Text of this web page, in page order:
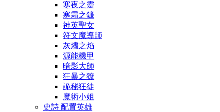
寒夜之靈
寒霜之鐮
神英聖女
符文魔導師
灰燼之焰
源能機甲
暗影大師
狂暴之獠
詭秘狂徒
魔術小姐
史詩 配置英雄